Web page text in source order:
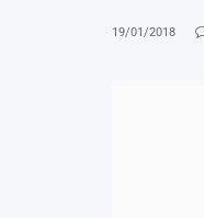
19/01/2018